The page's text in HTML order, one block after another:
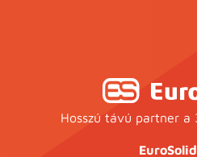
Hosszú távú partner a